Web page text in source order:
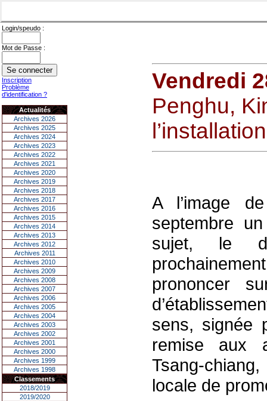
Login/speudo :
Mot de Passe :
Inscription
Problème
d'identification ?
Actualités
Archives 2026
Archives 2025
Archives 2024
Archives 2023
Archives 2022
Archives 2021
Archives 2020
Archives 2019
Archives 2018
Archives 2017
Archives 2016
Archives 2015
Archives 2014
Archives 2013
Archives 2012
Archives 2011
Archives 2010
Archives 2009
Archives 2008
Archives 2007
Archives 2006
Archives 2005
Archives 2004
Archives 2003
Archives 2002
Archives 2001
Archives 2000
Archives 1999
Archives 1998
Classements
2018/2019
2019/2020
Vendredi
Penghu,
A l’image
septembre
sujet, le
prononcer
sens, signée
remise aux
Tsang-
locale de